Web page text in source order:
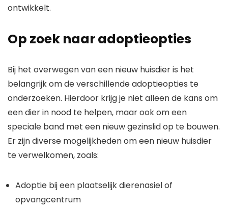
ontwikkelt.
Op zoek naar adoptieopties
Bij het overwegen van een nieuw huisdier is het
belangrijk om de verschillende adoptieopties te
onderzoeken. Hierdoor krijg je niet alleen de kans om
een dier in nood te helpen, maar ook om een
speciale band met een nieuw gezinslid op te bouwen.
Er zijn diverse mogelijkheden om een nieuw huisdier
te verwelkomen, zoals:
Adoptie bij een plaatselijk dierenasiel of
opvangcentrum